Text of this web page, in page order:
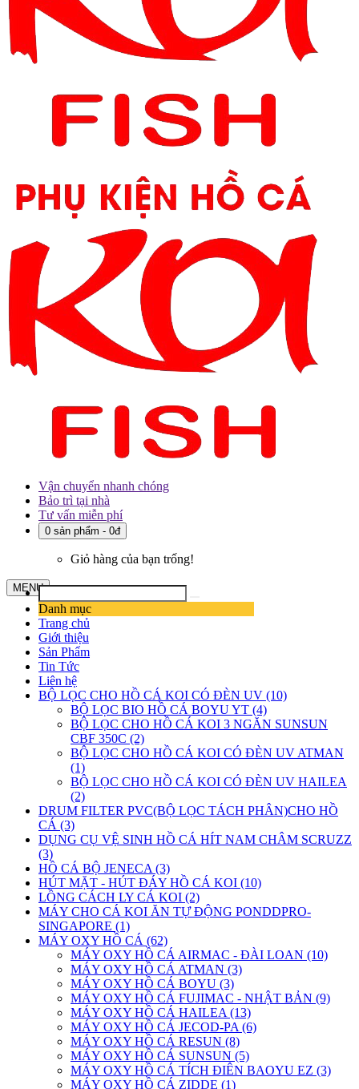
Vận chuyển nhanh chóng
Bảo trì tại nhà
Tư vấn miễn phí
0 sản phẩm - 0đ
Giỏ hàng của bạn trống!
MENU
Danh mục
Trang chủ
Giới thiệu
Sản Phẩm
Tin Tức
Liên hệ
BỘ LỌC CHO HỒ CÁ KOI CÓ ĐÈN UV (10)
BỘ LỌC BIO HỒ CÁ BOYU YT (4)
BỘ LỌC CHO HỒ CÁ KOI 3 NGĂN SUNSUN
CBF 350C (2)
BỘ LỌC CHO HỒ CÁ KOI CÓ ĐÈN UV ATMAN
(1)
BỘ LỌC CHO HỒ CÁ KOI CÓ ĐÈN UV HAILEA
(2)
DRUM FILTER PVC(BỘ LỌC TÁCH PHÂN)CHO HỒ
CÁ (3)
DỤNG CỤ VỆ SINH HỒ CÁ HÍT NAM CHÂM SCRUZZ
(3)
HỒ CÁ BỘ JENECA (3)
HÚT MẶT - HÚT ĐÁY HỒ CÁ KOI (10)
LỒNG CÁCH LY CÁ KOI (2)
MÁY CHO CÁ KOI ĂN TỰ ĐỘNG PONDDPRO-
SINGAPORE (1)
MÁY OXY HỒ CÁ (62)
MÁY OXY HỒ CÁ AIRMAC - ĐÀI LOAN (10)
MÁY OXY HỒ CÁ ATMAN (3)
MÁY OXY HỒ CÁ BOYU (3)
MÁY OXY HỒ CÁ FUJIMAC - NHẬT BẢN (9)
MÁY OXY HỒ CÁ HAILEA (13)
MÁY OXY HỒ CÁ JECOD-PA (6)
MÁY OXY HỒ CÁ RESUN (8)
MÁY OXY HỒ CÁ SUNSUN (5)
MÁY OXY HỒ CÁ TÍCH ĐIÊN BAOYU EZ (3)
MÁY OXY HỒ CÁ ZIDDE (1)